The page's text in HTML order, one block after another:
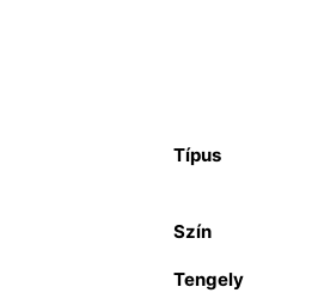
Típus
Szín
Tengely